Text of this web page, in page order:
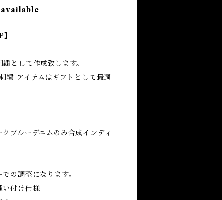
として作成致します。
繍 アイテムはギフトとして最適
ブルーデニムのみ合成インディ
の調整になります。
い付け仕様